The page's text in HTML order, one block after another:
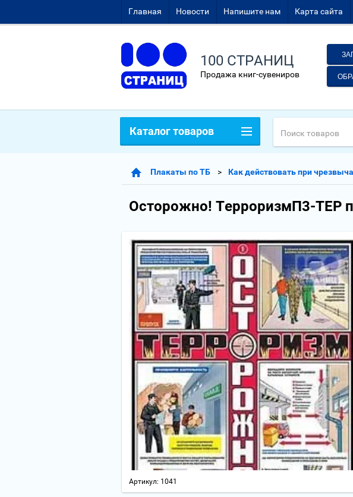
Главная Новости Напишите нам Карта сайта
100 СТРАНИЦ
Продажа книг-сувениров
Плакаты по ТБ Как действовать при
Осторожно! ТерроризмП3-ТЕР
Артикул: 1041
Каталог товаров